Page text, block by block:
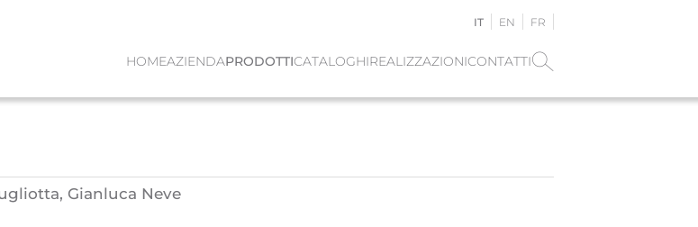
IT EN FR
HOMEAZIENDAPRODOTTICATALOGHIREALIZZAZIONICONTATTI
Gianluca Neve